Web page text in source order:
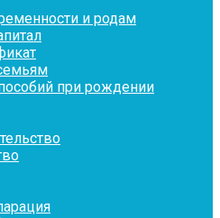
и родам
при рождении